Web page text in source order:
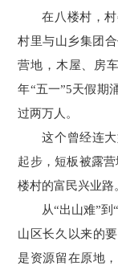
在八楼村，
村里与山乡集团
营地，木屋、房
年“五一”5天假期
过两万人。
这个曾经连
起步，短板被露
楼村的富民兴业路
从“出山难”
山区长久以来的
是资源留在原地